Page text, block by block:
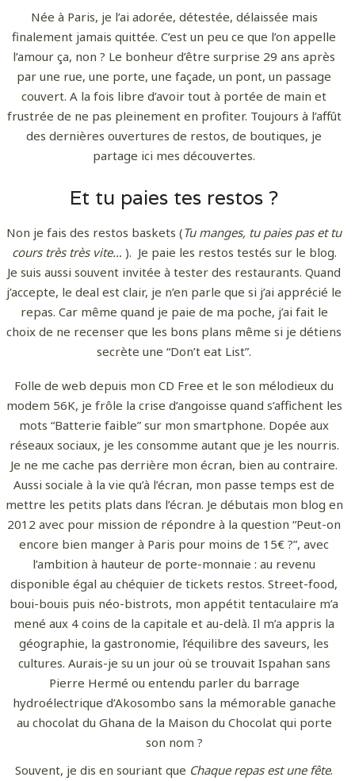
Née à Paris, je l’ai adorée, détestée, délaissée mais
finalement jamais quittée. C’est un peu ce que l’on appelle
l’amour ça, non ? Le bonheur d’être surprise 29 ans après
par une rue, une porte, une façade, un pont, un passage
couvert. A la fois libre d’avoir tout à portée de main et
frustrée de ne pas pleinement en profiter. Toujours à l’affût
des dernières ouvertures de restos, de boutiques, je
partage ici mes découvertes.
Et tu paies tes restos ?
Non je fais des restos baskets (Tu manges, tu paies pas et tu
cours très très vite… ). Je paie les restos testés sur le blog.
Je suis aussi souvent invitée à tester des restaurants. Quand
j’accepte, le deal est clair, je n’en parle que si j’ai apprécié le
repas. Car même quand je paie de ma poche, j’ai fait le
choix de ne recenser que les bons plans même si je détiens
secrète une “Don’t eat List”.
Folle de web depuis mon CD Free et le son mélodieux du
modem 56K, je frôle la crise d’angoisse quand s’affichent les
mots “Batterie faible” sur mon smartphone. Dopée aux
réseaux sociaux, je les consomme autant que je les nourris.
Je ne me cache pas derrière mon écran, bien au contraire.
Aussi sociale à la vie qu’à l’écran, mon passe temps est de
mettre les petits plats dans l’écran. Je débutais mon blog en
2012 avec pour mission de répondre à la question “Peut-on
encore bien manger à Paris pour moins de 15€ ?”, avec
l’ambition à hauteur de porte-monnaie : au revenu
disponible égal au chéquier de tickets restos. Street-food,
boui-bouis puis néo-bistrots, mon appétit tentaculaire m’a
mené aux 4 coins de la capitale et au-delà. Il m’a appris la
géographie, la gastronomie, l’équilibre des saveurs, les
cultures. Aurais-je su un jour où se trouvait Ispahan sans
Pierre Hermé ou entendu parler du barrage
hydroélectrique d’Akosombo sans la mémorable ganache
au chocolat du Ghana de la Maison du Chocolat qui porte
son nom ?
Souvent, je dis en souriant que Chaque repas est une fête.